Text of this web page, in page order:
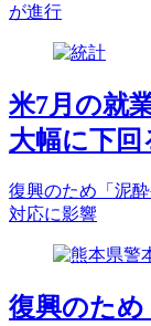
が進行
米7月の就
大幅に下
復興のため「泥
対応に影響
復興のた